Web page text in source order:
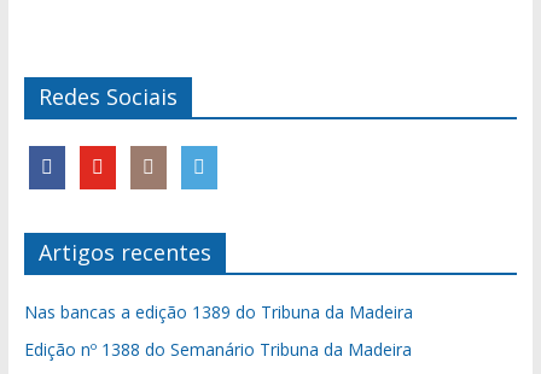
Redes Sociais
Artigos recentes
Nas bancas a edição 1389 do Tribuna da Madeira
Edição nº 1388 do Semanário Tribuna da Madeira